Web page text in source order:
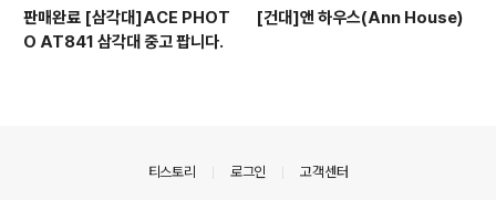
판매완료 [삼각대]ACE PHOT
O AT841 삼각대 중고 팝니다.
[건대]앤 하우스(Ann House)
티스토리 로그인 고객센터